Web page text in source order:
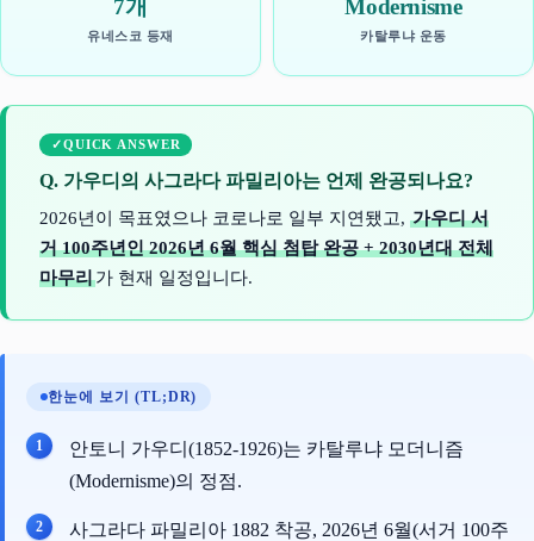
7개
유네스코 등재
Modernisme
카탈루냐 운동
QUICK ANSWER
Q. 가우디의 사그라다 파밀리아는 언제 완공되나요?
2026년이 목표였으나 코로나로 일부 지연됐고, 가우디 서
거 100주년인 2026년 6월 핵심 첨탑 완공 + 2030년대 전체
마무리가 현재 일정입니다.
한눈에 보기 (TL;DR)
안토니 가우디(1852-1926)는 카탈루냐 모더니즘
(Modernisme)의 정점.
사그라다 파밀리아 1882 착공, 2026년 6월(서거 100주